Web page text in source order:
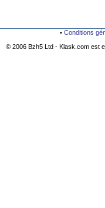
• Conditions
© 2006 Bzh5 Ltd - Klask.com est